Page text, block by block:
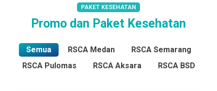
PAKET KESEHATAN
Promo dan Paket Kesehatan
Semua RSCA Medan
RSCA Semarang
RSCA Pulomas
RSCA Aksara RSCA BSD